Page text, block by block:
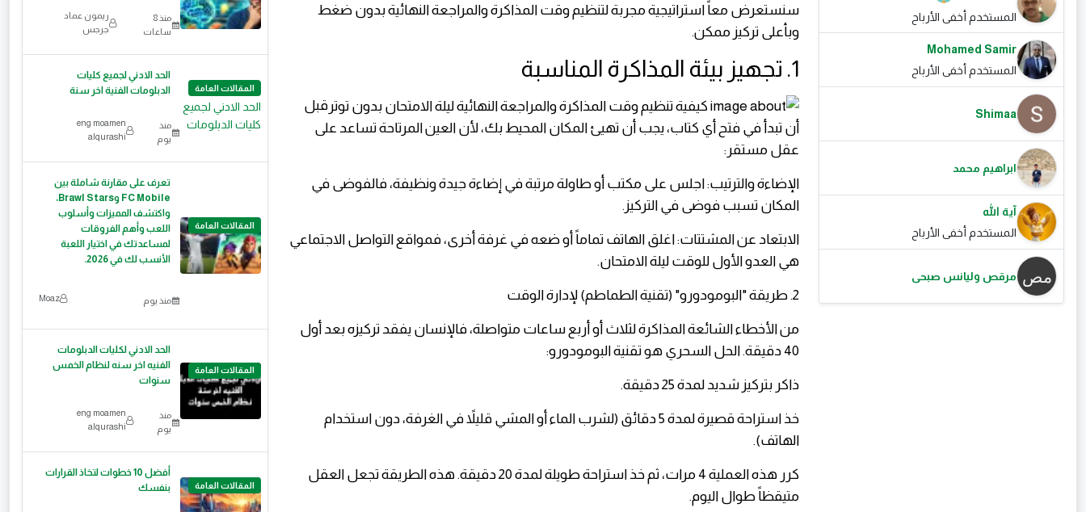
المستخدم أخفى الأرباح
Mohamed Samir
المستخدم أخفى الأرباح
Shimaa
ابراهيم محمد
آية الله
المستخدم أخفى الأرباح
مرقص وليانس صبحى
سنستعرض معاً استراتيجية مجربة لتنظيم وقت المذاكرة والمراجعة النهائية بدون ضغط
وبأعلى تركيز ممكن.
1. تجهيز بيئة المذاكرة المناسبة
قبل
أن تبدأ في فتح أي كتاب، يجب أن تهيئ المكان المحيط بك، لأن العين المرتاحة تساعد على
عقل مستقر:
الإضاءة والترتيب: اجلس على مكتب أو طاولة مرتبة في إضاءة جيدة ونظيفة، فالفوضى في
المكان تسبب فوضى في التركيز.
الابتعاد عن المشتتات: اغلق الهاتف تماماً أو ضعه في غرفة أخرى، فمواقع التواصل الاجتماعي
هي العدو الأول للوقت ليلة الامتحان.
2. طريقة "البومودورو" (تقنية الطماطم) لإدارة الوقت
من الأخطاء الشائعة المذاكرة لثلاث أو أربع ساعات متواصلة، فالإنسان يفقد تركيزه بعد أول
40 دقيقة. الحل السحري هو تقنية البومودورو:
ذاكر بتركيز شديد لمدة 25 دقيقة.
خذ استراحة قصيرة لمدة 5 دقائق (لشرب الماء أو المشي قليلاً في الغرفة، دون استخدام
الهاتف).
كرر هذه العملية 4 مرات، ثم خذ استراحة طويلة لمدة 20 دقيقة. هذه الطريقة تجعل العقل
متيقظاً طوال اليوم.
منذ 8
ساعات
ريمون عماد
جرجس
المقالات العامة
الحد الادني لجميع كليات
الدبلومات الفنية اخر سنة
منذ
يوم
eng moamen
alqurashi
المقالات العامة
تعرف على مقارنة شاملة بين
FC Mobile وBrawl Stars،
واكتشف المميزات وأسلوب
اللعب وأهم الفروقات
لمساعدتك في اختيار اللعبة
الأنسب لك في 2026.
منذ يوم Moaz
المقالات العامة
الحد الادني لكليات الدبلومات
الفنيه اخر سنه لنظام الخمس
سنوات
منذ
يوم
eng moamen
alqurashi
المقالات العامة
أفضل 10 خطوات لتخاذ القرارات
بنفسك